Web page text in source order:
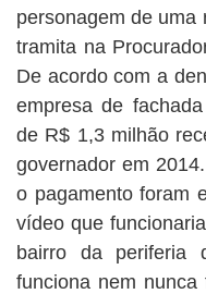
personagem de uma
tramita na
De acordo com a
empresa de
de R$ 1,3 milhão
governador em
o pagamento foram
vídeo que
bairro da periferia
funciona nem nunca